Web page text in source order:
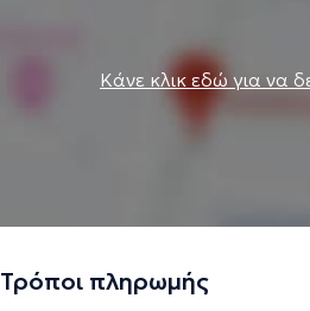
Κάνε κλικ εδώ για να
Τρόποι πληρωμής